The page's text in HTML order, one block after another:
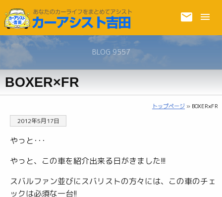
BLOG 9557
BOXER×FR
トップページ » BOXER×FR
2012年5月17日
やっと･･･
やっと、この車を紹介出来る日がきました!!!
スバルファン並びにスバリストの方々には、この車のチェ
ックは必須な一台!!